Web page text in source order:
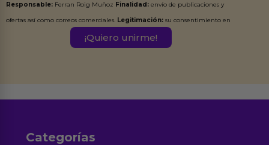
Responsable: Ferran Roig Muñoz Finalidad: envío de publicaciones y
ofertas así como correos comerciales. Legitimación: su consentimiento en
Destinatarios:Ferran Roig Muñoz. Podrás ejercer tus
Categorías